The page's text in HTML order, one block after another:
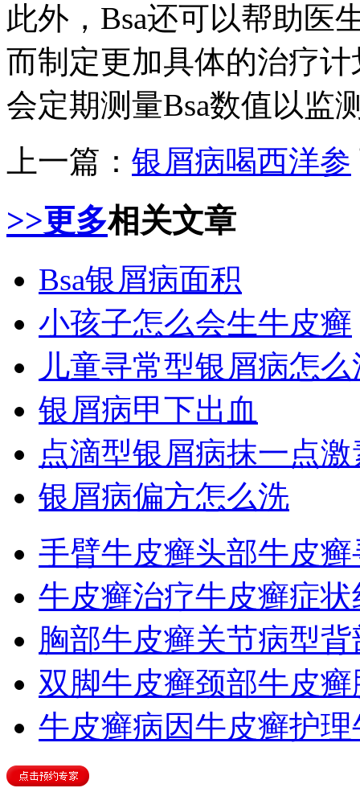
此外，Bsa还可以帮助医
而制定更加具体的治疗
会定期测量Bsa数值以监
上一篇： 银屑病喝西洋参
>>更多相关文章
Bsa银屑病面积
小孩子怎么会生牛皮癣
儿童寻常型银屑病怎
银屑病甲下出血
点滴型银屑病抹一点
银屑病偏方怎么洗
手臂牛皮癣头部牛皮癣
牛皮癣治疗牛皮癣症状
胸部牛皮癣关节病型背
双脚牛皮癣颈部牛皮癣
牛皮癣病因牛皮癣护理